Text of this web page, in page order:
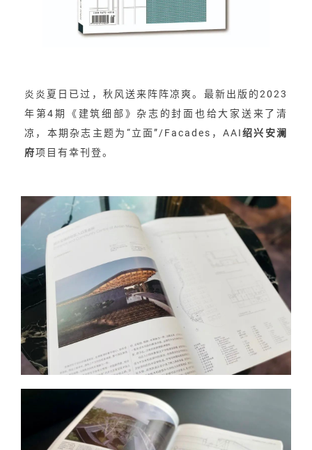
炎炎夏日已过，秋风送来阵阵凉爽。最新出版的2023
年第4期《建筑细部》杂志的封面也给大家送来了清
凉，本期杂志主题为“立面”/Facades，AAI绍兴安澜
府项目有幸刊登。